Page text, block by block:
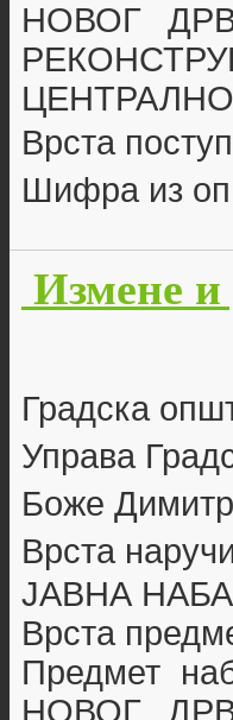
НОВОГ
Врста
Шифра из
Измене и
Градска
Управа
Боже
Врста
ЈАВНА
Врста
Предмет
НОВОГ